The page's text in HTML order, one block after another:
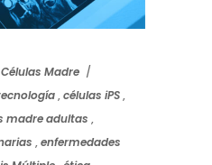
Células Madre
,células iPS,
madre adultas ,
,enfermedades